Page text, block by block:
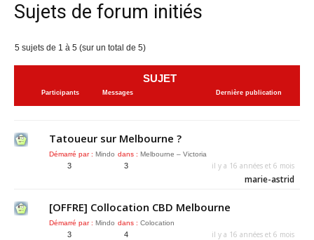
Sujets de forum initiés
5 sujets de 1 à 5 (sur un total de 5)
SUJET
Participants Messages Dernière publication
Tatoueur sur Melbourne ?
Démarré par : Mindo dans : Melbourne – Victoria
3 3 il y a 16 années et 6 mois
marie-astrid
[OFFRE] Collocation CBD Melbourne
Démarré par : Mindo dans : Colocation
3 4 il y a 16 années et 6 mois